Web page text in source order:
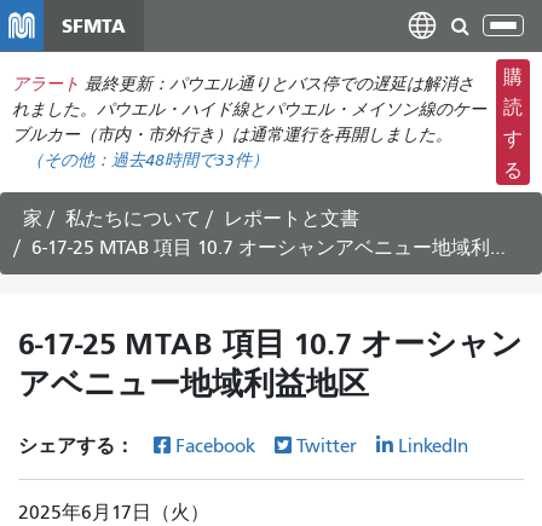
ン
コ
ン
ン
ツ
に
移
SFMTA
ナ
ビ
ゲ
ー
シ
ョ
の
切
替
え
アラート 最終更新：パウエル通りとバス停での遅延は解消さ
れました。パウエル・ハイド線とパウエル・メイソン線のケー
ブルカー（市内・市外行き）は通常運行を再開しました。
（その他：過去48時間で33件）
購
読
す
る
家 私たちについて
レポートと文書
6-17-25 MTAB 項目 10.7 オーシャンアベニュー地域利益地区
6-17-25 MTAB 項目 10.7 オーシャン
アベニュー地域利益地区
シェアする： Facebook Twitter LinkedIn
2025年6月17日（火）